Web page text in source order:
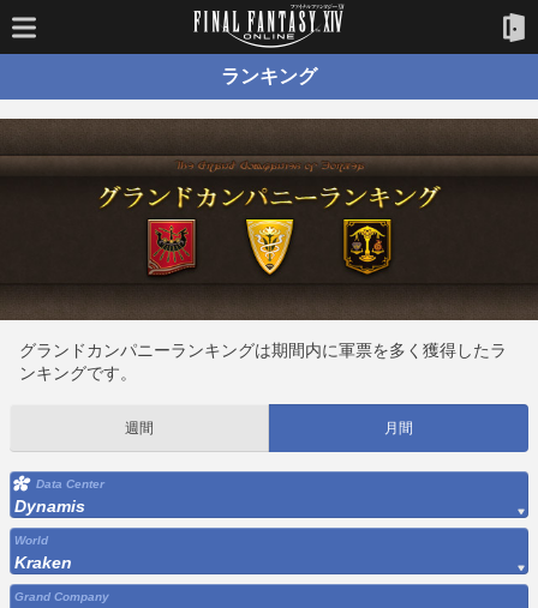
ランキング
グランドカンパニーランキングは期間内に軍票を多く獲得したラ
ンキングです。
週間 月間
Data Center
Dynamis
World
Kraken
Grand Company